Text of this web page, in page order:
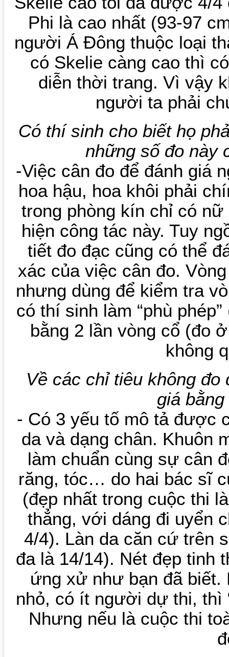
Phi là cao nhất (93-97
người Á Đông thuộc loại
có Skelie càng cao thì
diễn thời trang. Vì vậy
người ta phải
Có thí sinh cho biết họ
những số đo này
-Việc cân đo để đánh giá
hoa hậu, hoa khôi phải
trong phòng kín chỉ có
hiện công tác này. Tuy
tiết đo đạc cũng có thể
xác của việc cân đo.
nhưng dùng để kiểm tra
có thí sinh làm “phù
bằng 2 lần vòng cổ (đo
không
Về các chỉ tiêu không
giá
- Có 3 yếu tố mô tả được
da và dạng chân. Khuôn
làm chuẩn cùng sự cân
răng, tóc… do hai bác sĩ
(đẹp nhất trong cuộc thi
thẳng, với dáng đi uyển
4/4). Làn da căn cứ trên
đa là 14/14). Nét đẹp tinh
ứng xử như bạn đã
nhỏ, có ít người dự thi, thì
Nhưng nếu là cuộc thi